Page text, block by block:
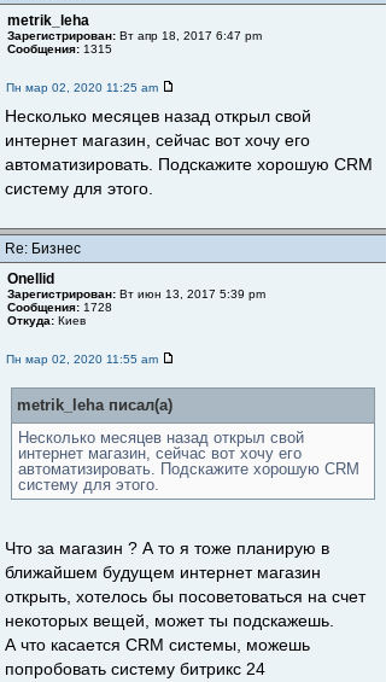
metrik_leha
Зарегистрирован: Вт апр 18, 2017 6:47 pm
Сообщения: 1315
Пн мар 02, 2020 11:25 am
Несколько месяцев назад открыл свой
интернет магазин, сейчас вот хочу его
автоматизировать. Подскажите хорошую CRM
систему для этого.
Re: Бизнес
Onellid
Зарегистрирован: Вт июн 13, 2017 5:39 pm
Сообщения: 1728
Откуда: Киев
Пн мар 02, 2020 11:55 am
metrik_leha писал(а)
Несколько месяцев назад открыл свой
интернет магазин, сейчас вот хочу его
автоматизировать. Подскажите хорошую CRM
систему для этого.
Что за магазин ? А то я тоже планирую в
ближайшем будущем интернет магазин
открыть, хотелось бы посоветоваться на счет
некоторых вещей, может ты подскажешь.
А что касается CRM системы, можешь
попробовать систему битрикс 24